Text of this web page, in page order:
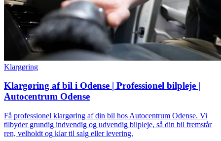
Klargøring
Klargøring af bil i Odense | Professionel bilpleje |
Autocentrum Odense
Få professionel klargøring af din bil hos Autocentrum Odense. Vi
tilbyder grundig indvendig og udvendig bilpleje, så din bil fremstår
ren, velholdt og klar til salg eller levering.